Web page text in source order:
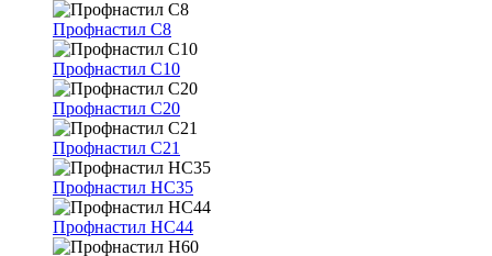
Профнастил С8
Профнастил С10
Профнастил С20
Профнастил С21
Профнастил НС35
Профнастил НС44